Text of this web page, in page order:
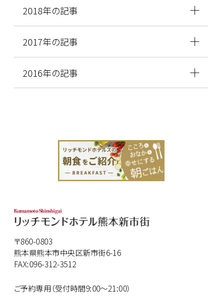
2018年の記事
2017年の記事
2016年の記事
〒860-0803
熊本県熊本市中央区新市街6-16
FAX:096-312-3512
ご予約専用（受付時間9:00～21:00）